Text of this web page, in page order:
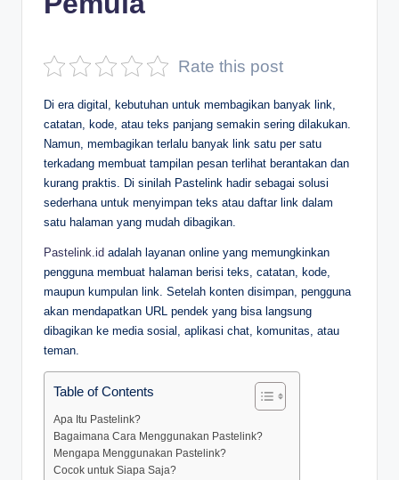
Rate this post
Di era digital, kebutuhan untuk membagikan banyak link,
catatan, kode, atau teks panjang semakin sering dilakukan.
Namun, membagikan terlalu banyak link satu per satu
terkadang membuat tampilan pesan terlihat berantakan dan
kurang praktis. Di sinilah Pastelink hadir sebagai solusi
sederhana untuk menyimpan teks atau daftar link dalam
satu halaman yang mudah dibagikan.
Pastelink.id adalah layanan online yang memungkinkan
pengguna membuat halaman berisi teks, catatan, kode,
maupun kumpulan link. Setelah konten disimpan, pengguna
akan mendapatkan URL pendek yang bisa langsung
dibagikan ke media sosial, aplikasi chat, komunitas, atau
teman.
Table of Contents
Apa Itu Pastelink?
Bagaimana Cara Menggunakan Pastelink?
Mengapa Menggunakan Pastelink?
Cocok untuk Siapa Saja?